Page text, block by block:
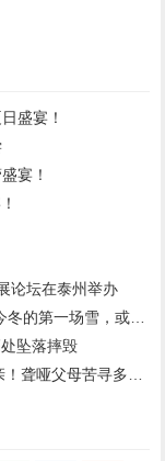
盛宴！
宴！
论坛在泰州举办
，或跟去年同一时间！
坠落摔毁
母亲已抱憾离世丨红星寻人